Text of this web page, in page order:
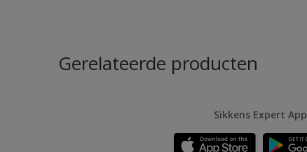
Gerelateerde producten
Sikkens Expert App